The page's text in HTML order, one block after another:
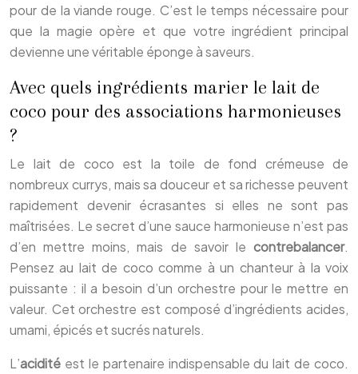
pour de la viande rouge. C’est le temps nécessaire pour
que la magie opère et que votre ingrédient principal
devienne une véritable éponge à saveurs.
Avec quels ingrédients marier le lait de
coco pour des associations harmonieuses
?
Le lait de coco est la toile de fond crémeuse de
nombreux currys, mais sa douceur et sa richesse peuvent
rapidement devenir écrasantes si elles ne sont pas
maîtrisées. Le secret d’une sauce harmonieuse n’est pas
d’en mettre moins, mais de savoir le contrebalancer.
Pensez au lait de coco comme à un chanteur à la voix
puissante : il a besoin d’un orchestre pour le mettre en
valeur. Cet orchestre est composé d’ingrédients acides,
umami, épicés et sucrés naturels.
L’acidité est le partenaire indispensable du lait de coco.